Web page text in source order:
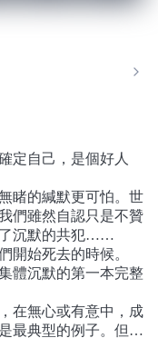
定自己，是個好人
睹的緘默更可怕。世
們雖然自認只是不贊
了沉默的共犯……
開始死去的時候。
體沉默的第一本完整
在無心或有意中，成
最典型的例子。但否